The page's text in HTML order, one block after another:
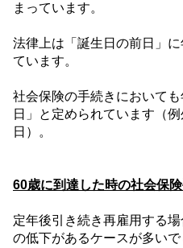
まっています。
法律上は「誕生日の前日」
ています。
社会保険の手続きにおいて
日」と定められています（
日）。
60歳に到達した時の社会保
定年後引き続き再雇用する
の低下があるケースが多い